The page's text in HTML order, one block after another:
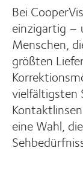
Bei
einzigartig –
Menschen,
größten
vielfältigsten
eine Wahl,